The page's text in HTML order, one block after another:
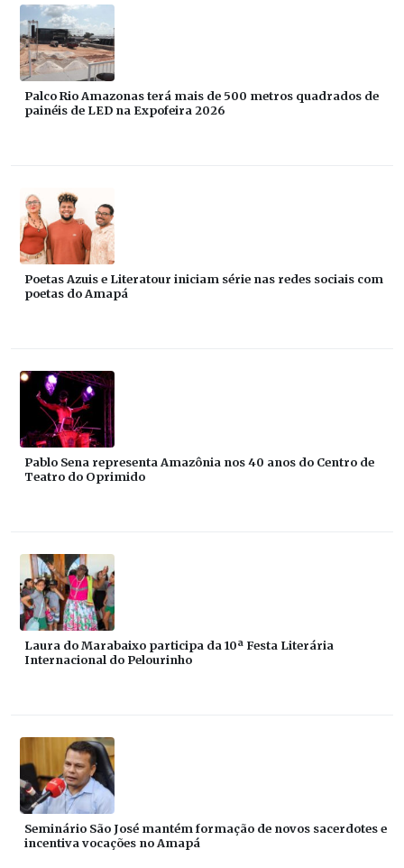
Palco Rio Amazonas terá mais de 500 metros quadrados de
painéis de LED na Expofeira 2026
Poetas Azuis e Literatour iniciam série nas redes sociais com
poetas do Amapá
Pablo Sena representa Amazônia nos 40 anos do Centro de
Teatro do Oprimido
Laura do Marabaixo participa da 10ª Festa Literária
Internacional do Pelourinho
Seminário São José mantém formação de novos sacerdotes e
incentiva vocações no Amapá